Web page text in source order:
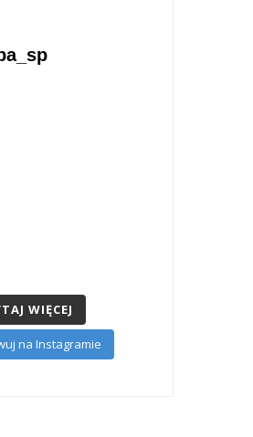
WIĘCEJ
na Instagramie